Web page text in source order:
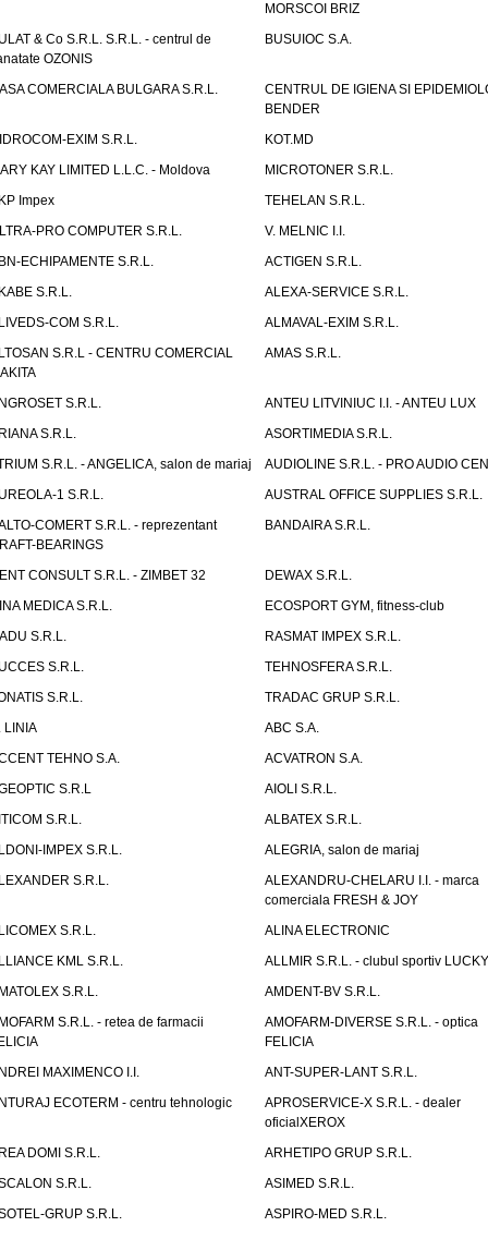
MORSCOI BRIZ
& Co S.R.L. S.R.L. - centrul de
OZONIS
BUSUIOC S.A.
COMERCIALA BULGARA S.R.L.
CENTRUL DE IGIENA SI
BENDER
EXIM S.R.L.
KOT.MD
KAY LIMITED L.L.C. - Moldova
MICROTONER S.R.L.
Impex
TEHELAN S.R.L.
PRO COMPUTER S.R.L.
V. MELNIC I.I.
ECHIPAMENTE S.R.L.
ACTIGEN S.R.L.
S.R.L.
ALEXA-SERVICE S.R.L.
COM S.R.L.
ALMAVAL-EXIM S.R.L.
S.R.L - CENTRU COMERCIAL
AMAS S.R.L.
S.R.L.
ANTEU LITVINIUC I.I. - ANTEU LUX
S.R.L.
ASORTIMEDIA S.R.L.
S.R.L. - ANGELICA, salon de mariaj
AUDIOLINE S.R.L. - PRO AUDIO
1 S.R.L.
AUSTRAL OFFICE SUPPLIES S.R.L.
COMERT S.R.L. - reprezentant
BEARINGS
BANDAIRA S.R.L.
CONSULT S.R.L. - ZIMBET 32
DEWAX S.R.L.
MEDICA S.R.L.
ECOSPORT GYM, fitness-club
S.R.L.
RASMAT IMPEX S.R.L.
S.R.L.
TEHNOSFERA S.R.L.
S.R.L.
TRADAC GRUP S.R.L.
LINIA
ABC S.A.
TEHNO S.A.
ACVATRON S.A.
S.R.L
AIOLI S.R.L.
S.R.L.
ALBATEX S.R.L.
IMPEX S.R.L.
ALEGRIA, salon de mariaj
S.R.L.
ALEXANDRU-CHELARU I.I. - marca
comerciala FRESH & JOY
S.R.L.
ALINA ELECTRONIC
KML S.R.L.
ALLMIR S.R.L. - clubul sportiv
S.R.L.
AMDENT-BV S.R.L.
S.R.L. - retea de farmacii
AMOFARM-DIVERSE S.R.L. - optica
FELICIA
MAXIMENCO I.I.
ANT-SUPER-LANT S.R.L.
ECOTERM - centru tehnologic
APROSERVICE-X S.R.L. - dealer
oficialXEROX
DOMI S.R.L.
ARHETIPO GRUP S.R.L.
S.R.L.
ASIMED S.R.L.
GRUP S.R.L.
ASPIRO-MED S.R.L.